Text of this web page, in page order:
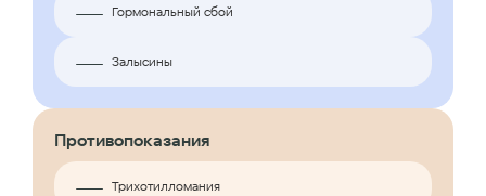
Гормональный сбой
Залысины
Противопоказания
Трихотилломания